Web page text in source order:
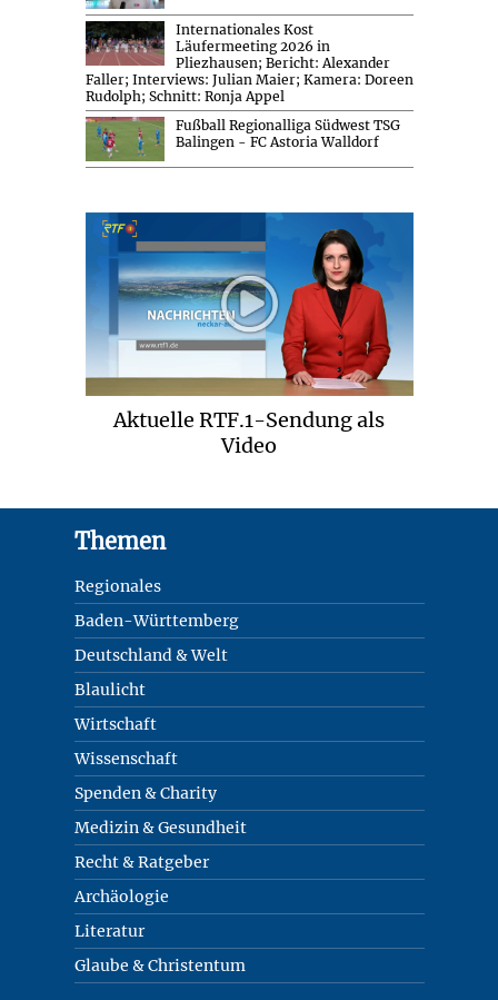
Internationales Kost
Läufermeeting 2026 in
Pliezhausen; Bericht: Alexander
Faller; Interviews: Julian Maier; Kamera: Doreen
Rudolph; Schnitt: Ronja Appel
Fußball Regionalliga Südwest TSG
Balingen - FC Astoria Walldorf
Aktuelle RTF.1-Sendung als
Video
Themen
Regionales
Baden-Württemberg
Deutschland & Welt
Blaulicht
Wirtschaft
Wissenschaft
Spenden & Charity
Medizin & Gesundheit
Recht & Ratgeber
Archäologie
Literatur
Glaube & Christentum